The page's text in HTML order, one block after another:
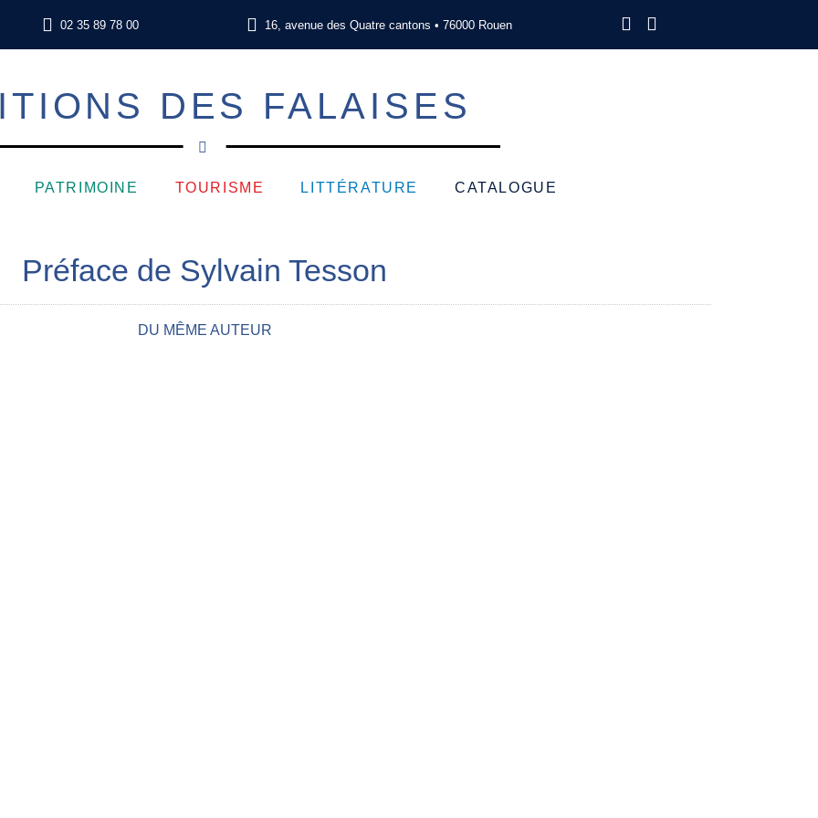
02 35 89 78 00 16, avenue des Quatre cantons • 76000 Rouen
DES FALAISES
PATRIMOINE TOURISME LITTÉRATURE CATALOGUE
Préface de Sylvain Tesson
DU MÊME AUTEUR